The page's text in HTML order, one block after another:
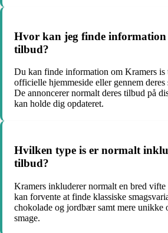
Hvor kan jeg finde information
tilbud?
Du kan finde information om Kramers is
officielle hjemmeside eller gennem deres
De annoncerer normalt deres tilbud på
kan holde dig opdateret.
Hvilken type is er normalt
tilbud?
Kramers inkluderer normalt en bred
kan forvente at finde klassiske
chokolade og jordbær samt mere unikke
smage.